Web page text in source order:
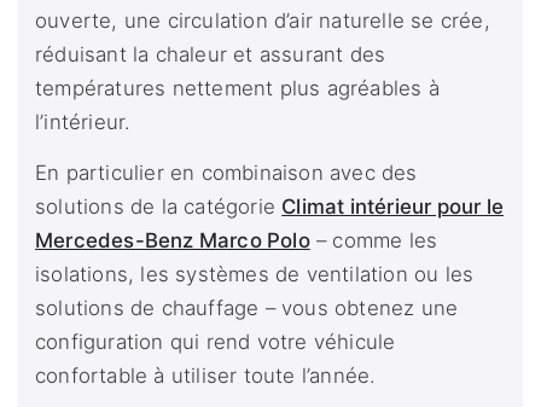
ouverte, une circulation d’air naturelle se crée,
réduisant la chaleur et assurant des
températures nettement plus agréables à
l’intérieur.
En particulier en combinaison avec des
solutions de la catégorie Climat intérieur pour le
Mercedes-Benz Marco Polo– comme les
isolations, les systèmes de ventilation ou les
solutions de chauffage – vous obtenez une
configuration qui rend votre véhicule
confortable à utiliser toute l’année.